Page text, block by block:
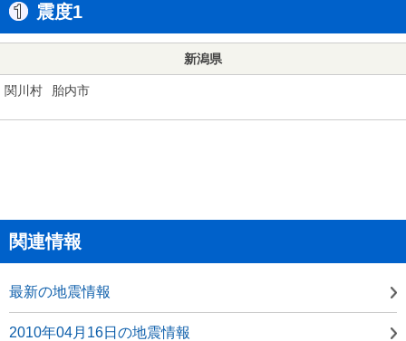
震度1
新潟県
関川村 胎内市
関連情報
最新の地震情報
2010年04月16日の地震情報